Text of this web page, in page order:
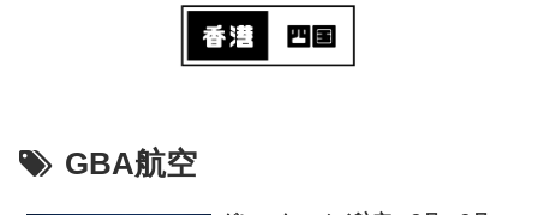
GBA航空